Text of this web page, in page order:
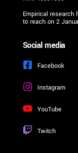
Empirical
to reach on 2
Social media
Facebook
Instagram
YouTube
Twitch